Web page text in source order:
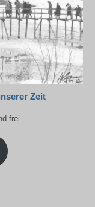
Zeit
frei